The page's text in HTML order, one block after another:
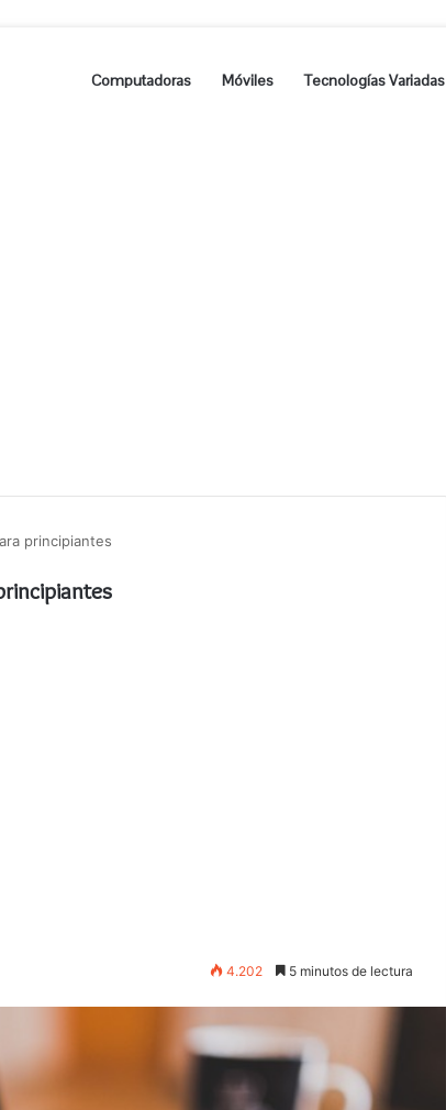
Computadoras Móviles Tecnologías Variadas
principiantes
4.202 5 minutos de lectura